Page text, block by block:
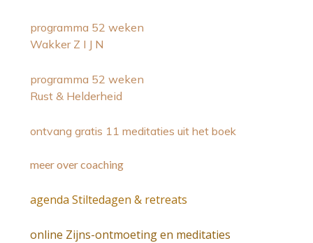
programma 52 weken
Wakker Z I J N
programma 52 weken
Rust & Helderheid
ontvang gratis 11 meditaties uit het boek
meer over coaching
agenda Stiltedagen & retreats
online Zijns-ontmoeting en meditaties